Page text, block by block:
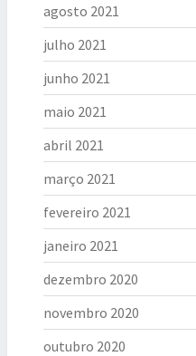
agosto 2021
julho 2021
junho 2021
maio 2021
abril 2021
março 2021
fevereiro 2021
janeiro 2021
dezembro 2020
novembro 2020
outubro 2020